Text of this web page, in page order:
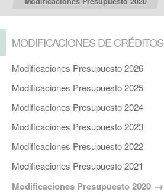
MODIFICACIONES DE CRÉDITOS
Modificaciones Presupuesto 2026
Modificaciones Presupuesto 2025
Modificaciones Presupuesto 2024
Modificaciones Presupuesto 2023
Modificaciones Presupuesto 2022
Modificaciones Presupuesto 2021
Modificaciones Presupuesto 2020